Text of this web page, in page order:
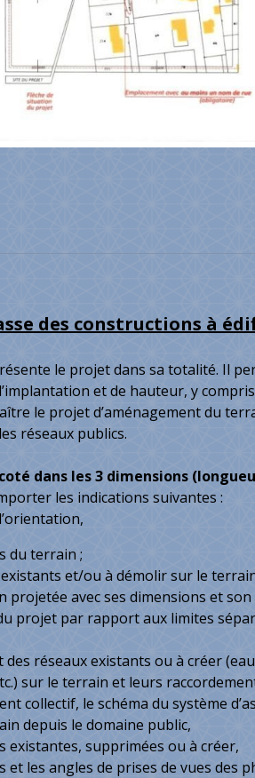
des constructions à
le projet dans sa totalité. Il
et de hauteur, y
le projet d’aménage­ment du
réseaux publics.
dans les 3 dimensions
les indications suivantes :
du terrain ;
et/ou à démolir sur le
projetée avec ses dimensions et
projet par rapport aux limites
des réseaux existants ou à créer
sur le terrain et leurs
collectif, le schéma du système
depuis le domaine public,
existantes, supprimées ou à créer,
et les angles de prises de vues des